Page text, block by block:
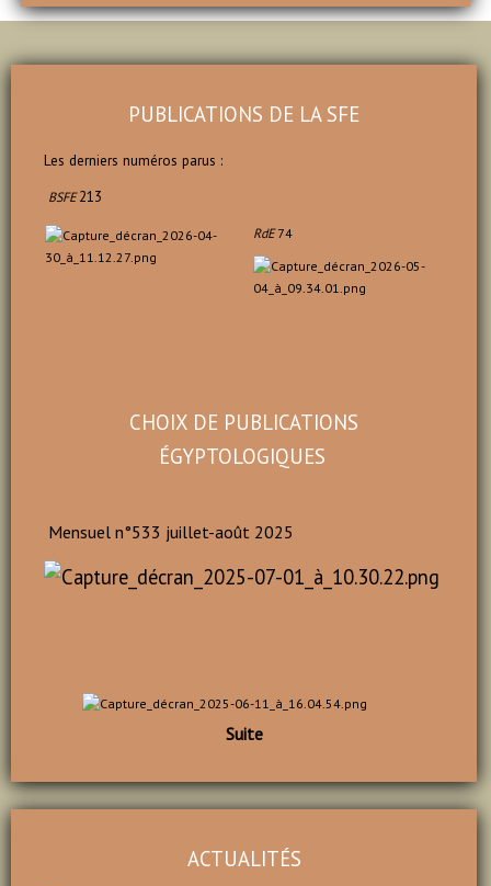
PUBLICATIONS DE LA SFE
Les derniers numéros parus :
BSFE 213
RdE74
CHOIX DE PUBLICATIONS
ÉGYPTOLOGIQUES
Mensuel n°533 juillet-août 2025
Suite
ACTUALITÉS